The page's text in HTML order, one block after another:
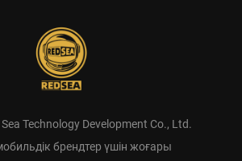
Technology Development Co., Ltd.
брендтер үшін жоғары